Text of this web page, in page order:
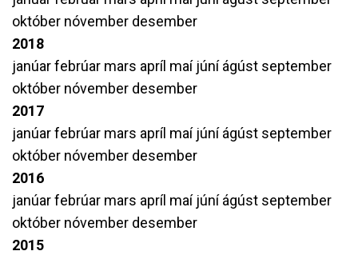
október nóvember desember
2018
janúarfebrúar mars apríl maí júníágúst september
október nóvember desember
2017
janúarfebrúar mars apríl maí júníágúst september
október nóvember desember
2016
janúarfebrúar mars apríl maí júníágúst september
október nóvember desember
2015